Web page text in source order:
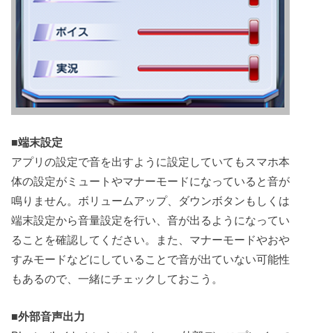
■端末設定
アプリの設定で音を出すように設定していてもスマホ本
体の設定がミュートやマナーモードになっていると音が
鳴りません。ボリュームアップ、ダウンボタンもしくは
端末設定から音量設定を行い、音が出るようになってい
ることを確認してください。また、マナーモードやおや
すみモードなどにしていることで音が出ていない可能性
もあるので、一緒にチェックしておこう。
■外部音声出力